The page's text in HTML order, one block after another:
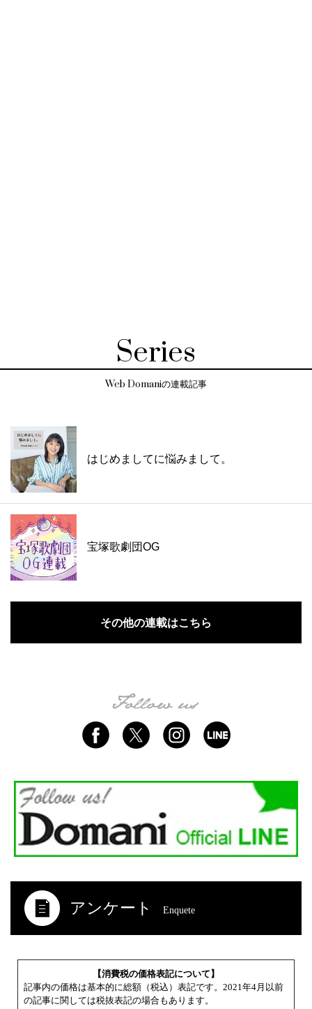
Series
Web Domaniの連載記事
はじめましてに悩みまして。
宝塚歌劇団OG
その他の連載はこちら
アンケート Enquete
【消費税の価格表記について】
記事内の価格は基本的に総額（税込）表記です。2021年4月以前
の記事に関しては税抜表記の場合もあります。